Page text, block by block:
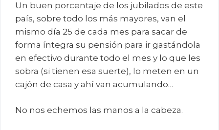
Un buen porcentaje de los jubilados de este
país, sobre todo los más mayores, van el
mismo día 25 de cada mes para sacar de
forma íntegra su pensión para ir gastándola
en efectivo durante todo el mes y lo que les
sobra (si tienen esa suerte), lo meten en un
cajón de casa y ahí van acumulando…
No nos echemos las manos a la cabeza.